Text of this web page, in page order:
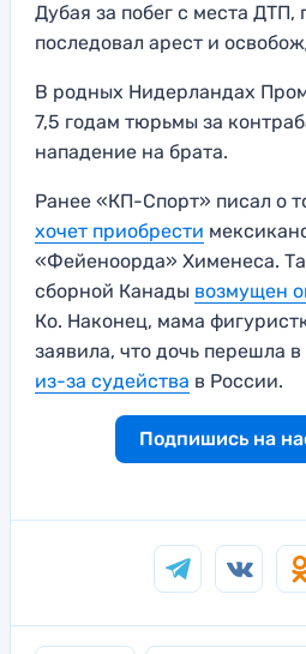
Дубая за побег с места ДТП,
последовал арест и
В родных Нидерландах
7,5 годам тюрьмы за
нападение на брата.
Ранее «КП-Спорт» писал о
хочет приобрести
«Фейеноорда» Хименеса.
сборной Канады возмущен
Ко. Наконец, мама
заявила, что дочь перешла
из-за судейства в России.
Подпишись на